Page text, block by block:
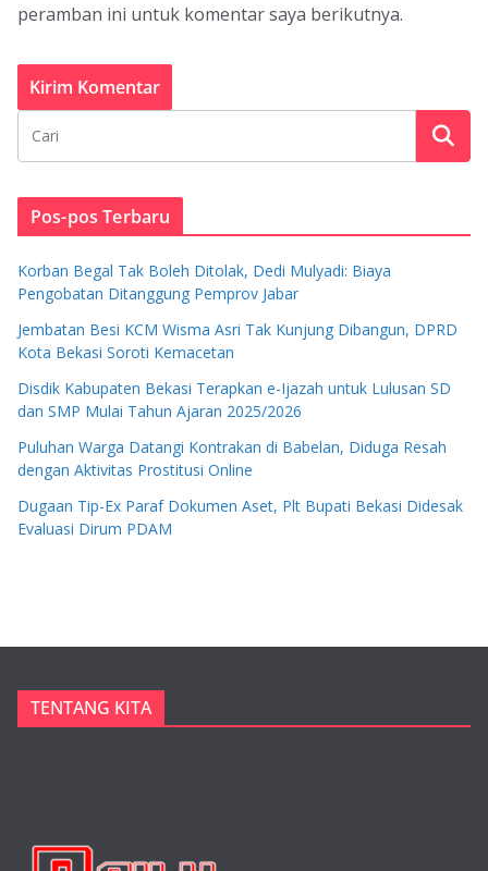
peramban ini untuk komentar saya berikutnya.
Pos-pos Terbaru
Korban Begal Tak Boleh Ditolak, Dedi Mulyadi: Biaya
Pengobatan Ditanggung Pemprov Jabar
Jembatan Besi KCM Wisma Asri Tak Kunjung Dibangun, DPRD
Kota Bekasi Soroti Kemacetan
Disdik Kabupaten Bekasi Terapkan e-Ijazah untuk Lulusan SD
dan SMP Mulai Tahun Ajaran 2025/2026
Puluhan Warga Datangi Kontrakan di Babelan, Diduga Resah
dengan Aktivitas Prostitusi Online
Dugaan Tip-Ex Paraf Dokumen Aset, Plt Bupati Bekasi Didesak
Evaluasi Dirum PDAM
TENTANG KITA